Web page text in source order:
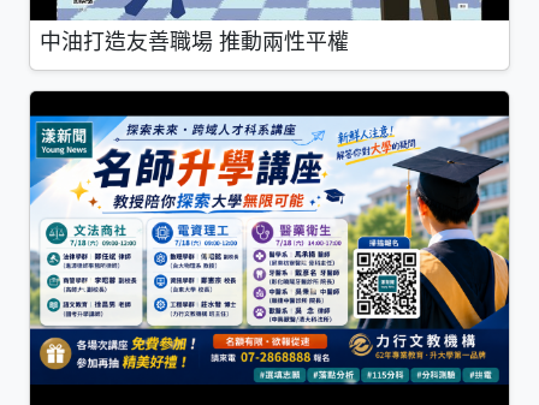
中油打造友善職場 推動兩性平權